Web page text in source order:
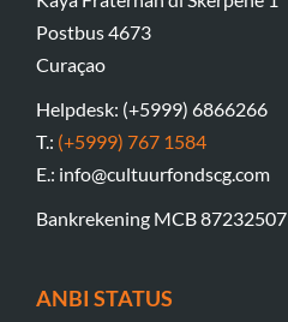
Postbus 4673
Curaçao
Helpdesk: (+5999) 6866266
T.: (+5999) 767 1584
E.: info@cultuurfondscg.com
Bankrekening MCB 87232507
ANBI STATUS